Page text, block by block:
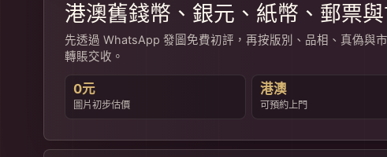
港澳舊錢幣、銀元、紙幣、郵票
先透過 WhatsApp 發圖免費初評，再按版別、品相、真偽與
轉賬交收。
0元
圖片初步估價
港澳
可預約上門